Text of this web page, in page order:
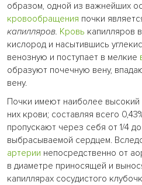
образом, одной из важнейших
кровообращения почки
капилляров. Кровь капилляров
кислород и насытившись
венозную и поступает в мелкие
образуют почечную вену,
вену.
Почки имеют наиболее
них крови; составляя всего
пропускают через себя от 1/4
выбрасываемой сердцем.
артерии непосредственно от
в диаметре приносящей и
капиллярах сосудистого